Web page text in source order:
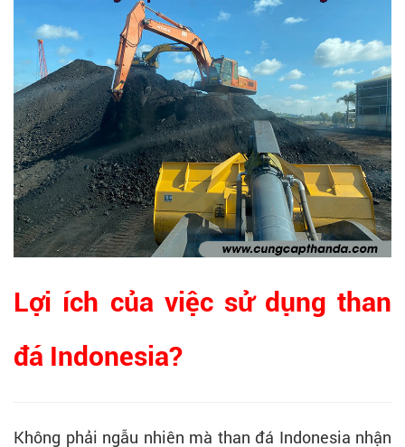
Lợi ích của việc sử dụng than
đá Indonesia?
Không phải ngẫu nhiên mà than đá Indonesia nhận